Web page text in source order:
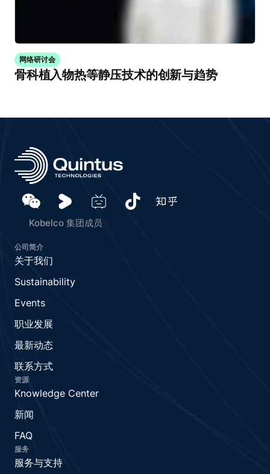
网络研讨会
骨科植入物热等静压技术的创新与趋势
Kobelco 集团成员
公司简介
关于我们
Sustainability
Events
职业发展
最新动态
联系方式
资源
Knowledge Center
新闻
FAQ
服务
服务与支持